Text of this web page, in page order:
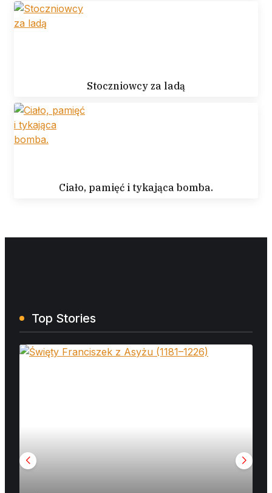
Stoczniowcy za ladą
Ciało, pamięć i tykająca bomba.
Top Stories